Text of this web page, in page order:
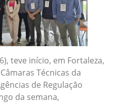
teve início, em Fortaleza,
Técnicas da
de Regulação
da semana,